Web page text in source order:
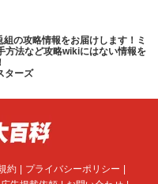
の攻略情報をお届けします！ミ
方法など攻略wikiにはない情報を
ターズ
約
プライバシーポリシー